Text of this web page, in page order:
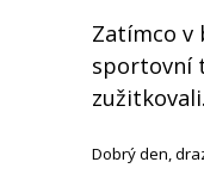
Zatímco v
sportovní
zužitkovali.
Dobrý den,